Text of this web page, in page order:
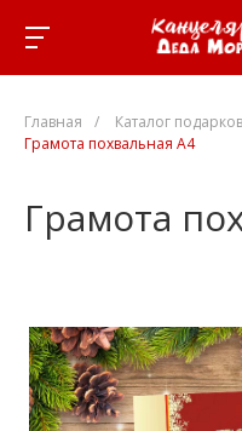
Главная / Каталог подарков
Грамота похвальная А4
Грамота